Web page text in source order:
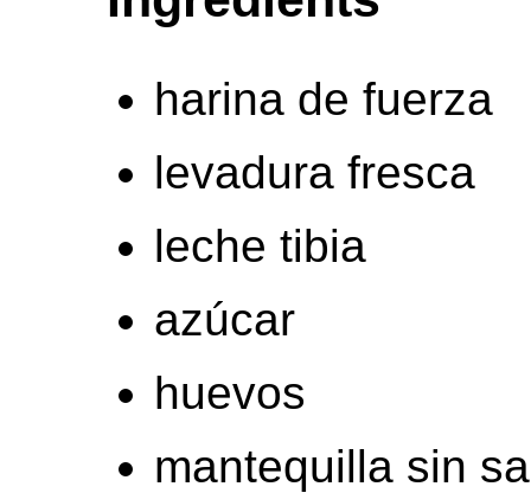
harina de fuerza
levadura fresca
leche tibia
azúcar
huevos
mantequilla sin